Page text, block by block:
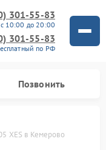
301-55-83
10:00 до 20:00
301-55-83
по РФ
Позвонить
XES в Кемерово